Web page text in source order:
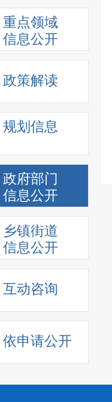
重点领域
信息公开
政策解读
规划信息
政府部门
信息公开
乡镇街道
信息公开
互动咨询
依申请公开